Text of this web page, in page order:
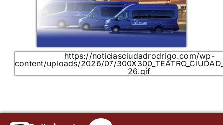
https://noticiasciudadrodrigo.com/wp-
content/uploads/2026/07/
26.gif